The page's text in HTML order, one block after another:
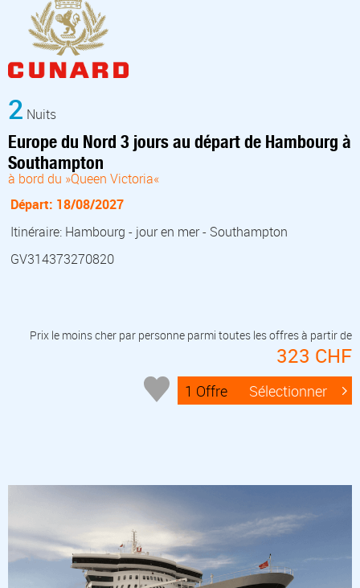
2 Nuits
Europe du Nord 3 jours au départ de Hambourg à
Southampton
à bord du »Queen Victoria«
Départ: 18/08/2027
Itinéraire: Hambourg - jour en mer - Southampton
GV314373270820
Prix le moins cher par personne parmi toutes les offres à partir de
323 CHF
1 Offre Sélectionner